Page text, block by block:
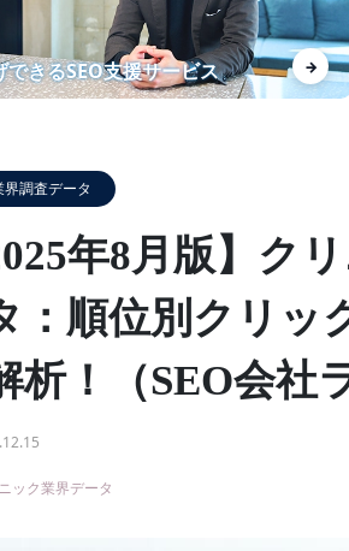
分析に納得感があります！ 上位
化したKWの安定にも期待して
【自社事例】ランクエストがSE
O導入事例数を増やして得られ
た効果を紹介！
か？？
できるSEO支援サービス →
界調査データ
年8月版】ク
：順位別クリッ
析！（SEO会社
ック業界データ